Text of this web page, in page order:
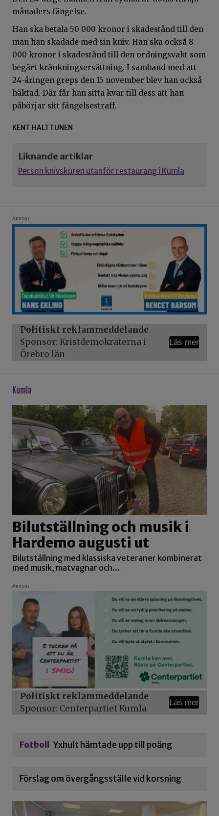
månaders fängelse.
Han ska betala 50 000 kronor i skadestånd till den
man han skadade med sin kniv. Han ska också 8
000 kronor i skadestånd till den ordningsvakt som
begärt kränkningsersättning. I samband med att
24-åringen greps den 15 november blev han också
häktad. Där får han sitta kvar till dess att han
påbörjar sitt fängelsestraff.
KENT HALTTUNEN
Liknande artiklar
Person knivskuren utanför restaurang i Kumla
Annons
Politiskt reklammeddelande
Sponsor: Kristdemokraterna i
Örebro län
Läs mer
kumla
Bilutställning och musik i
Hardemo augusti ut
Bilutställning med klassiska veteraner kombinerat
med musik, matvagnar och…
Annons
Politiskt reklammeddelande
Sponsor: Centerpartiet Kumla
Läs mer
Fotboll Yxhult hämtade upp till poäng
Förslag om övergångsställe vid korsning